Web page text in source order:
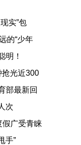
实”包
的“少年
明！
抢光近300
部最新回
次
假广受青睐
手”